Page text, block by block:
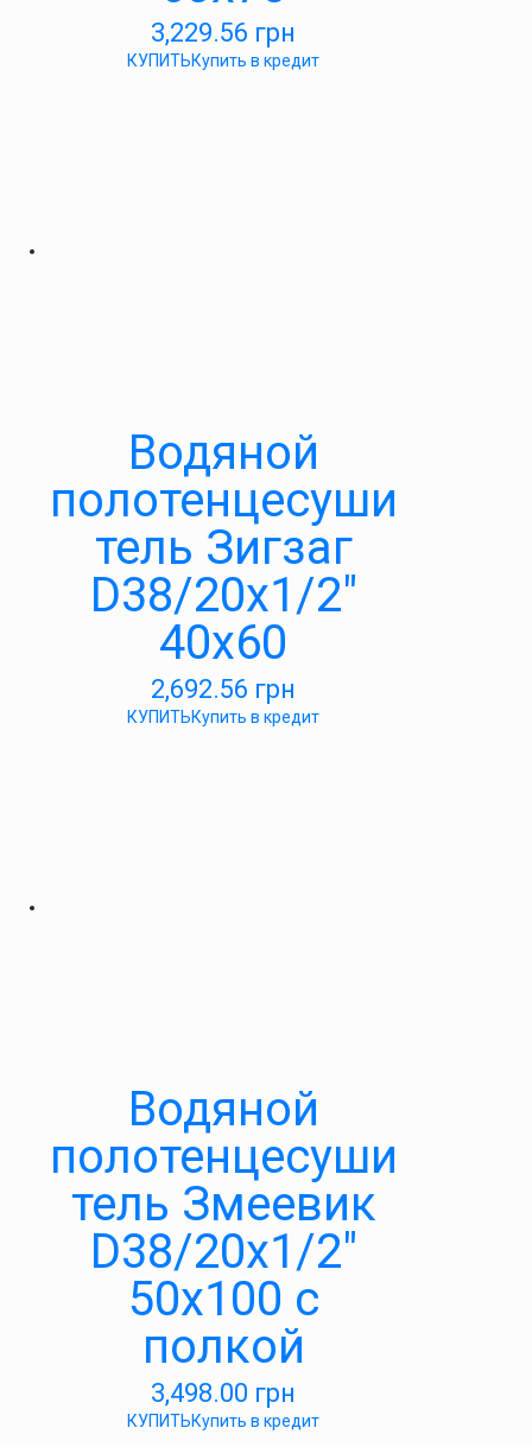
3,229.56 грн
КУПИТЬКупить в кредит
Водяной
полотенцесуши
тель Зигзаг
D38/20х1/2″
40х60
2,692.56 грн
КУПИТЬКупить в кредит
Водяной
полотенцесуши
тель Змеевик
D38/20х1/2″
50х100 с
полкой
3,498.00 грн
КУПИТЬКупить в кредит